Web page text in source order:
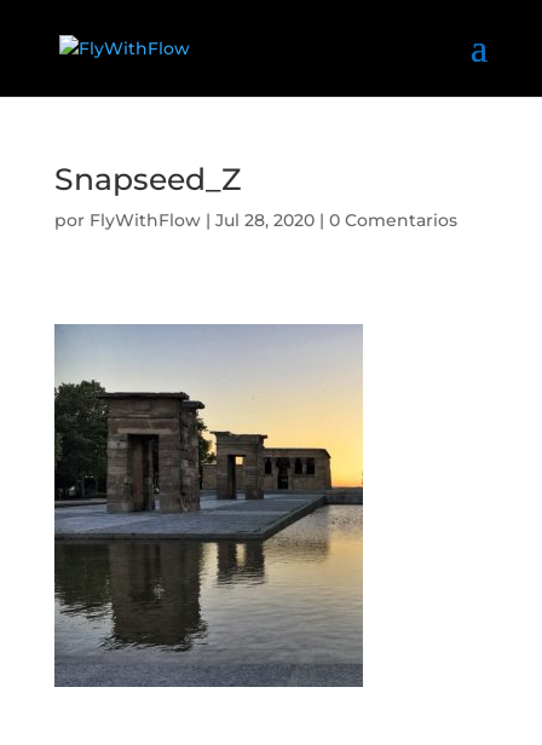
Snapseed_Z
por FlyWithFlow| Jul 28, 2020| 0 Comentarios